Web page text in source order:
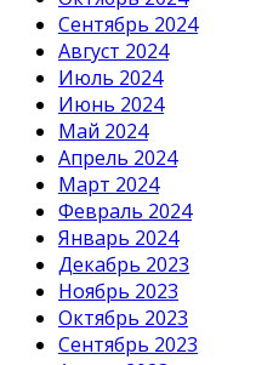
Сентябрь 2024
Август 2024
Июль 2024
Июнь 2024
Май 2024
Апрель 2024
Март 2024
Февраль 2024
Январь 2024
Декабрь 2023
Ноябрь 2023
Октябрь 2023
Сентябрь 2023